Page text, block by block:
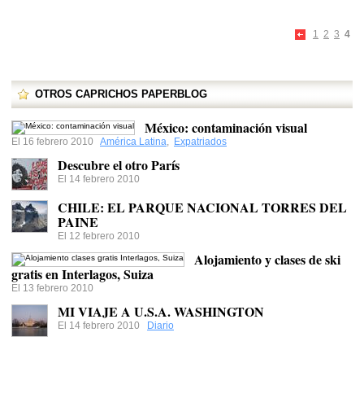
1 2 3 4
OTROS CAPRICHOS PAPERBLOG
México: contaminación visual
El 16 febrero 2010 América Latina, Expatriados
Descubre el otro París
El 14 febrero 2010
CHILE: EL PARQUE NACIONAL TORRES DEL
PAINE
El 12 febrero 2010
Alojamiento y clases de ski
gratis en Interlagos, Suiza
El 13 febrero 2010
MI VIAJE A U.S.A. WASHINGTON
El 14 febrero 2010 Diario